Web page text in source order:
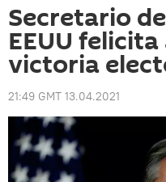
Secretario
EEUU
victoria
21:49 GMT 13.04.2021